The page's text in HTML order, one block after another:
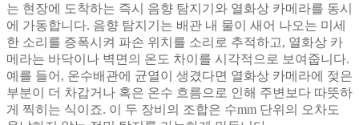
는 현장에 도착하는 즉시 음향 탐지기와 열화상 카메라를 동시
에 가동합니다. 음향 탐지기는 배관 내 물이 새어 나오는 미세
한 소리를 증폭시켜 파손 위치를 소리로 추적하고, 열화상 카
메라는 바닥이나 벽면의 온도 차이를 시각적으로 보여줍니다.
예를 들어, 온수배관에 균열이 생겼다면 열화상 카메라에 젖은
부분이 더 차갑거나 혹은 온수 흐름으로 인해 주변보다 따뜻하
게 찍히는 식이죠. 이 두 장비의 조합은 수mm 단위의 오차도